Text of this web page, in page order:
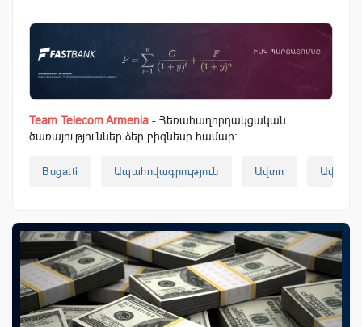
Team Telecom Armenia - Հեռահաղորդակցական
ծառայություններ ձեր բիզնեսի համար:
Bugatti Ապահովագրություն Ավտո